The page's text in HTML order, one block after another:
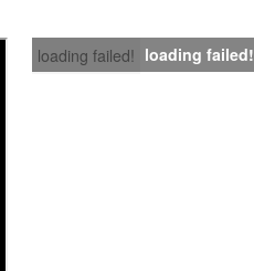
loading failed! loading failed!